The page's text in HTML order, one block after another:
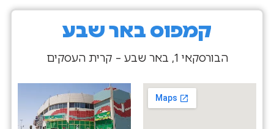
קמפוס באר שבע
הבורסקאי 1, באר שבע – קרית העסקים